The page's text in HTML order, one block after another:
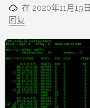
在 2020年11月19日
回复